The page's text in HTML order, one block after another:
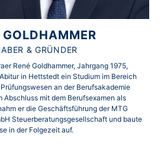
GOLDHAMMER
& GRÜNDER
René Goldhammer, Jahrgang 1975,
in Hettstedt ein Studium im Bereich
an der Berufsakademie
Abschluss mit dem Berufsexamen als
er die Geschäftsführung der MTG
Steuerberatungsgesellschaft und baute
in der Folgezeit auf.